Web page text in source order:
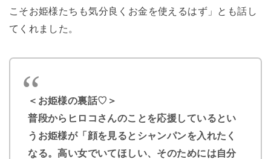
こそお姫様たちも気分良くお金を使えるはず」とも話し
てくれました。
＜お姫様の裏話♡＞
普段からヒロコさんのことを応援しているとい
うお姫様が「顔を見るとシャンパンを入れたく
なる。高い女でいてほしい、そのためには自分